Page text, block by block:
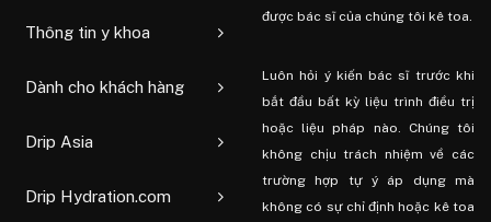
Thông tin y khoa
Dành cho khách hàng
Drip Asia
Drip Hydration.com
được bác sĩ của chúng tôi kê toa.
Luôn hỏi ý kiến ​​bác sĩ trước khi
bắt đầu bất kỳ liệu trình điều trị
hoặc liệu pháp nào. Chúng tôi
không chịu trách nhiệm về các
trường hợp tự ý áp dụng mà
không có sự chỉ định hoặc kê toa